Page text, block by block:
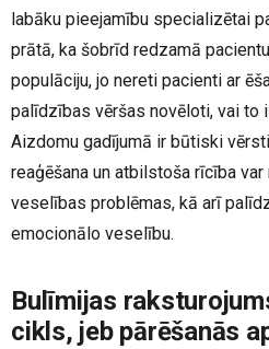
labāku pieejamību specializētai
prātā, ka šobrīd redzamā
populāciju, jo nereti pacienti ar
palīdzības vēršas novēloti, vai to
Aizdomu gadījumā ir būtiski
reaģēšana un atbilstoša rīcība
veselības problēmas, kā arī
emocionālo veselību.
Bulīmijas
cikls, jeb pārēšanās